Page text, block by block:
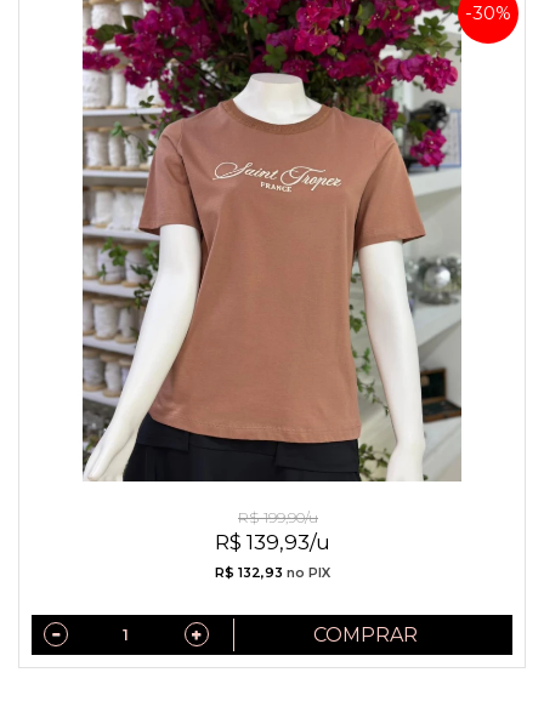
-30%
R$ 139,93/u
R$ 199,90/u
R$ 132,93 no PIX
COMPRAR